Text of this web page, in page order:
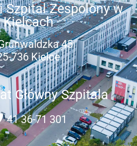
Szpital Zespolony w
Kielcach
45
736 Kielce
Główny Szpitala
41 36-71 301